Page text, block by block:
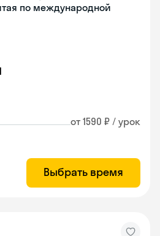
по международной
от 1590 ₽ / урок
Выбрать время